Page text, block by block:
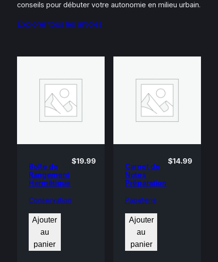
conseils pour débuter votre autonomie en milieu urbain.
Explorer tous les articles
Boîte de
Rangement
Hermétique
Conservation
$19.99
Ajouter
au
panier
Carnet de
Notes
Préparation
Papeterie
$14.99
Ajouter
au
panier